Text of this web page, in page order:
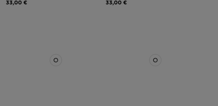
33,00 € 33,00 €